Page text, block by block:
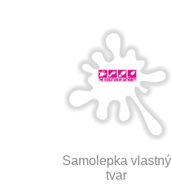
Samolepka vlastný
tvar